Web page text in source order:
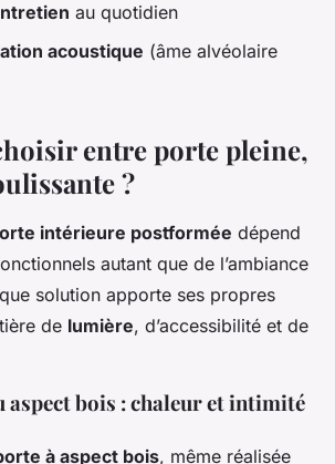
au quotidien
acoustique (âme alvéolaire
entre porte pleine,
?
intérieure postformée dépend
autant que de l’ambiance
solution apporte ses propres
de lumière, d’accessibilité et de
aspect bois : chaleur et intimité
à aspect bois, même réalisée